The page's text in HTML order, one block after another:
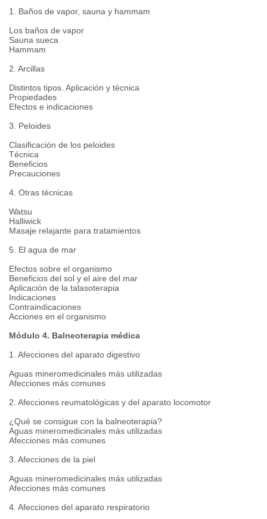
1. Baños de vapor, sauna y hammam
Los baños de vapor
Sauna sueca
Hammam
2. Arcillas
Distintos tipos. Aplicación y técnica
Propiedades
Efectos e indicaciones
3. Peloides
Clasificación de los peloides
Técnica
Beneficios
Precauciones
4. Otras técnicas
Watsu
Halliwick
Masaje relajante para tratamientos
5. El agua de mar
Efectos sobre el organismo
Beneficios del sol y el aire del mar
Aplicación de la talasoterapia
Indicaciones
Contraindicaciones
Acciones en el organismo
Módulo 4. Balneoterapia médica
1. Afecciones del aparato digestivo
Aguas mineromedicinales más utilizadas
Afecciones más comunes
2. Afecciones reumatológicas y del aparato locomotor
¿Qué se consigue con la balneoterapia?
Aguas mineromedicinales más utilizadas
Afecciones más comunes
3. Afecciones de la piel
Aguas mineromedicinales más utilizadas
Afecciones más comunes
4. Afecciones del aparato respiratorio